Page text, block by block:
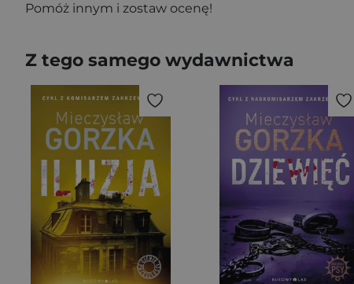
Pomóż innym i zostaw ocenę!
Z tego samego wydawnictwa